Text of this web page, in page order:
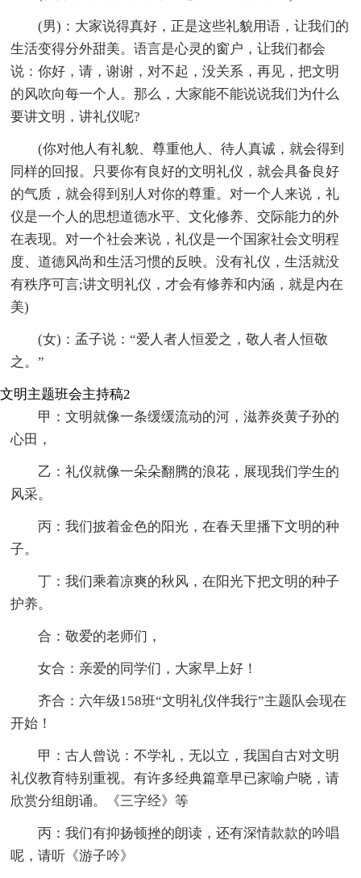
(男)：大家说得真好，正是这些礼貌用语，让我们的
生活变得分外甜美。语言是心灵的窗户，让我们都会
说：你好，请，谢谢，对不起，没关系，再见，把文明
的风吹向每一个人。那么，大家能不能说说我们为什么
要讲文明，讲礼仪呢?
(你对他人有礼貌、尊重他人、待人真诚，就会得到
同样的回报。只要你有良好的文明礼仪，就会具备良好
的气质，就会得到别人对你的尊重。对一个人来说，礼
仪是一个人的思想道德水平、文化修养、交际能力的外
在表现。对一个社会来说，礼仪是一个国家社会文明程
度、道德风尚和生活习惯的反映。没有礼仪，生活就没
有秩序可言;讲文明礼仪，才会有修养和内涵，就是内在
美)
(女)：孟子说：“爱人者人恒爱之，敬人者人恒敬
之。”
文明主题班会主持稿2
甲：文明就像一条缓缓流动的河，滋养炎黄子孙的
心田，
乙：礼仪就像一朵朵翻腾的浪花，展现我们学生的
风采。
丙：我们披着金色的阳光，在春天里播下文明的种
子。
丁：我们乘着凉爽的秋风，在阳光下把文明的种子
护养。
合：敬爱的老师们，
女合：亲爱的同学们，大家早上好！
齐合：六年级158班“文明礼仪伴我行”主题队会现在
开始！
甲：古人曾说：不学礼，无以立，我国自古对文明
礼仪教育特别重视。有许多经典篇章早已家喻户晓，请
欣赏分组朗诵。《三字经》等
丙：我们有抑扬顿挫的朗读，还有深情款款的吟唱
呢，请听《游子吟》